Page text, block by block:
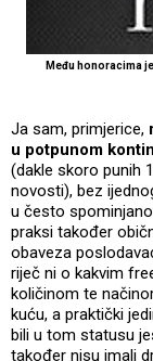
Među honoracima
Ja sam, primjerice,
u potpunom
(dakle skoro punih
novosti), bez
u često
praksi također
obaveza
riječ ni o kakvim
količinom te
kuću, a praktički
bili u tom statusu
također nisu imali